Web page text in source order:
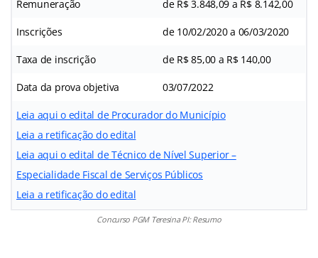
Remuneração de R$ 3.848,09 a R$ 8.142,00
Inscrições de 10/02/2020 a 06/03/2020
Taxa de inscrição de R$ 85,00 a R$ 140,00
Data da prova objetiva 03/07/2022
Leia aqui o edital de Procurador do Município
Leia a retificação do edital
Leia aqui o edital de Técnico de Nível Superior –
Especialidade Fiscal de Serviços Públicos
Leia a retificação do edital
Concurso PGM Teresina PI: Resumo